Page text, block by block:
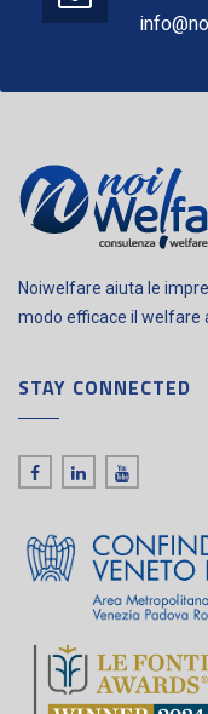
Noiwelfare aiuta le
modo efficace il welfare
STAY CONNECTED